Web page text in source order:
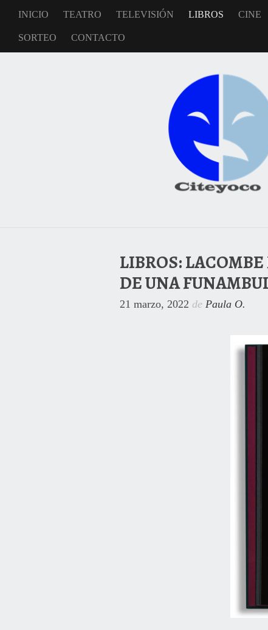
INICIO TEATRO TELEVISIÓN LIBROS CINE
SORTEO CONTACTO
LIBROS:
DE UNA
21 marzo, 2022 de Paula O.